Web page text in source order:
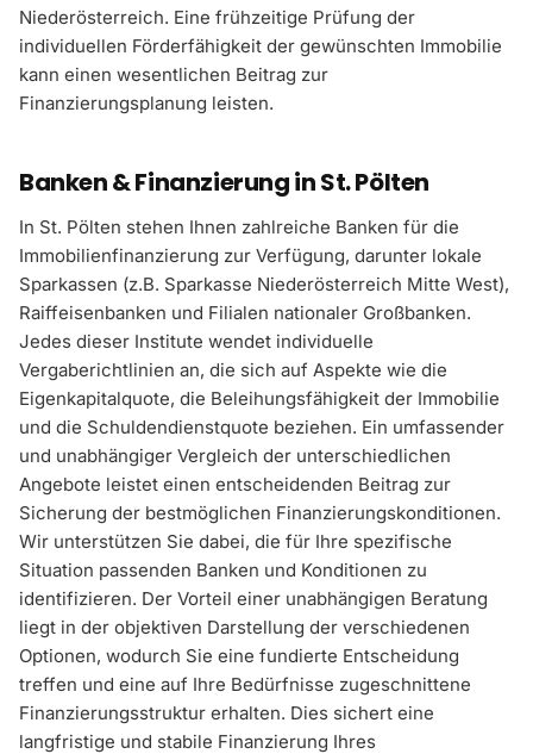
Niederösterreich. Eine frühzeitige Prüfung der
individuellen Förderfähigkeit der gewünschten Immobilie
kann einen wesentlichen Beitrag zur
Finanzierungsplanung leisten.
Banken & Finanzierung in St. Pölten
In St. Pölten stehen Ihnen zahlreiche Banken für die
Immobilienfinanzierung zur Verfügung, darunter lokale
Sparkassen (z.B. Sparkasse Niederösterreich Mitte West),
Raiffeisenbanken und Filialen nationaler Großbanken.
Jedes dieser Institute wendet individuelle
Vergaberichtlinien an, die sich auf Aspekte wie die
Eigenkapitalquote, die Beleihungsfähigkeit der Immobilie
und die Schuldendienstquote beziehen. Ein umfassender
und unabhängiger Vergleich der unterschiedlichen
Angebote leistet einen entscheidenden Beitrag zur
Sicherung der bestmöglichen Finanzierungskonditionen.
Wir unterstützen Sie dabei, die für Ihre spezifische
Situation passenden Banken und Konditionen zu
identifizieren. Der Vorteil einer unabhängigen Beratung
liegt in der objektiven Darstellung der verschiedenen
Optionen, wodurch Sie eine fundierte Entscheidung
treffen und eine auf Ihre Bedürfnisse zugeschnittene
Finanzierungsstruktur erhalten. Dies sichert eine
langfristige und stabile Finanzierung Ihres